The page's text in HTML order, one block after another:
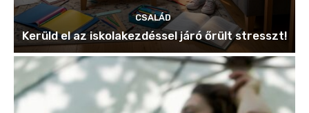
CSALÁD
Kerüld el az iskolakezdéssel járó őrült stresszt!